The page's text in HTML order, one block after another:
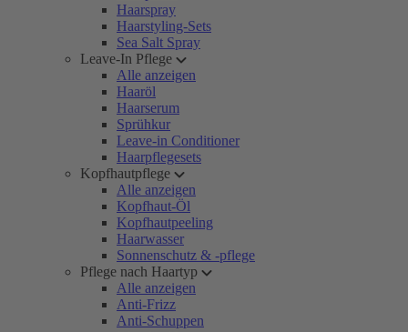
Haarspray
Haarstyling-Sets
Sea Salt Spray
Leave-In Pflege
Alle anzeigen
Haaröl
Haarserum
Sprühkur
Leave-in Conditioner
Haarpflegesets
Kopfhautpflege
Alle anzeigen
Kopfhaut-Öl
Kopfhautpeeling
Haarwasser
Sonnenschutz & -pflege
Pflege nach Haartyp
Alle anzeigen
Anti-Frizz
Anti-Schuppen